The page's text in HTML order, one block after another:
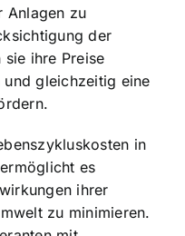
Anlagen zu
der
ihre Preise
gleichzeitig eine
in
es
ihrer
zu minimieren.